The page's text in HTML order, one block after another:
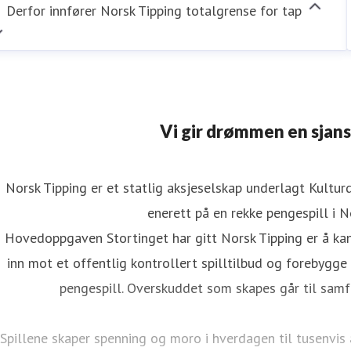
Derfor innfører Norsk Tipping totalgrense for tap
Vi gir drømmen en
Norsk Tipping er et statlig aksjeselskap underlagt
enerett på en rekke pengespill i
Hovedoppgaven Stortinget har gitt Norsk Tipping er å
inn mot et offentlig kontrollert spilltilbud og forebygge
pengespill. Overskuddet som skapes går til
Spillene skaper spenning og moro i hverdagen til tusenvis